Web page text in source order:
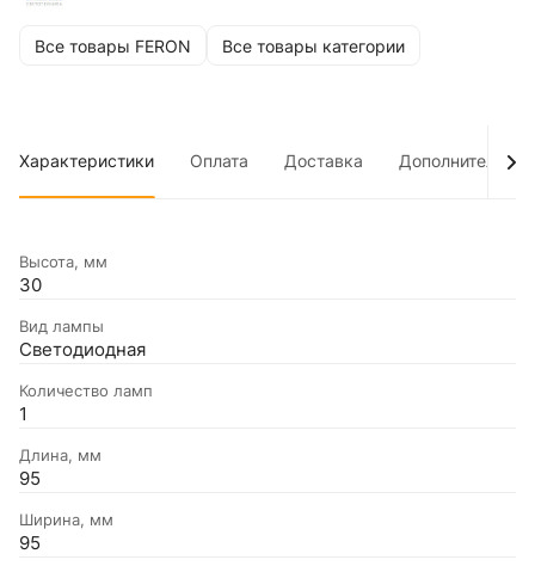
Все товары FERON Все товары категории
Характеристики Оплата Доставка Дополнительно
Высота, мм
30
Вид лампы
Светодиодная
Количество ламп
1
Длина, мм
95
Ширина, мм
95